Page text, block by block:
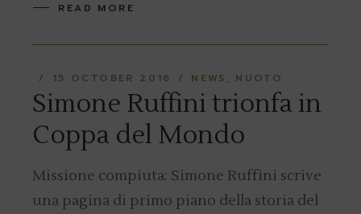
READ MORE
15 OCTOBER 2016 NEWS NUOTO
Simone Ruffini trionfa in
Coppa del Mondo
Missione compiuta: Simone Ruffini scrive
una pagina di primo piano della storia del